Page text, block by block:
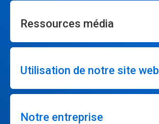
Ressources média
Utilisation de notre site web
Notre entreprise